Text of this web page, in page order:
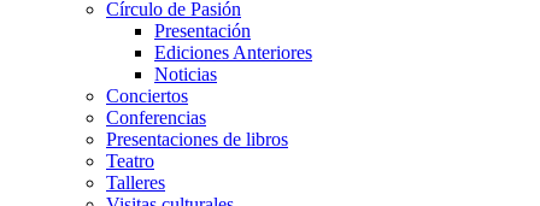
Círculo de Pasión
Presentación
Ediciones Anteriores
Noticias
Conciertos
Conferencias
Presentaciones de libros
Teatro
Talleres